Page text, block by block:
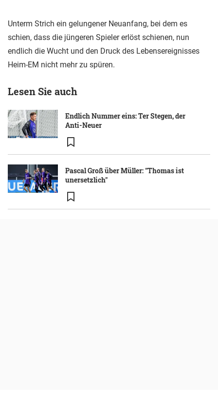
Unterm Strich ein gelungener Neuanfang, bei dem es
schien, dass die jüngeren Spieler erlöst schienen, nun
endlich die Wucht und den Druck des Lebensereignisses
Heim-EM nicht mehr zu spüren.
Lesen Sie auch
Endlich Nummer eins: Ter Stegen, der
Anti-Neuer
Pascal Groß über Müller: "Thomas ist
unersetzlich"